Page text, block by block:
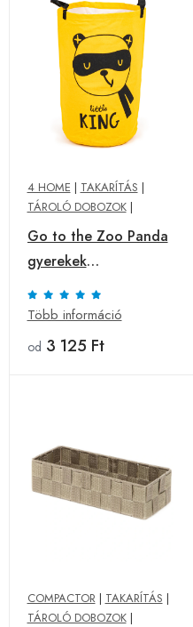
4 HOME | TAKARÍTÁS |
TÁROLÓ DOBOZOK|
Go to the Zoo Panda
gyerekek
szennyeskosár, 48 x
30 cm
Több információ
od 3 125 Ft
COMPACTOR| TAKARÍTÁS |
TÁROLÓ DOBOZOK|